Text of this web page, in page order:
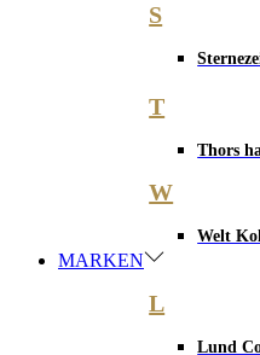
S
T
Thors
W
Welt
MARKEN
L
Lund